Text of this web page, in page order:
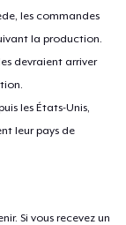
les commandes
la production.
devraient arriver
les États-Unis,
leur pays de
Si vous recevez un